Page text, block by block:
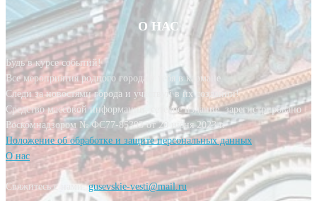
О НАС
Будь в курсе событий!
Все мероприятия родного города у тебя в кармане.
Следи за новостями города и участвуй в их создании!
Средство массовой информации, сетевое издание, зарегистрировано
Роскомнадзором № ФС77-85393 от 20 июня 2023 г.
Положение об обработке и защите персональных данных
О нас
Свяжитесь с нами:gusevskie-vesti@mail.ru